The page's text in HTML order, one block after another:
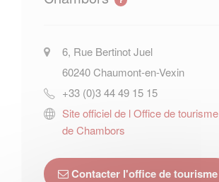
6, Rue Bertinot Juel
60240Chaumont-en-Vexin
+33 (0)3 44 49 15 15
Site officiel de l Office de tourisme
de Chambors
Contacter l'office de tourisme